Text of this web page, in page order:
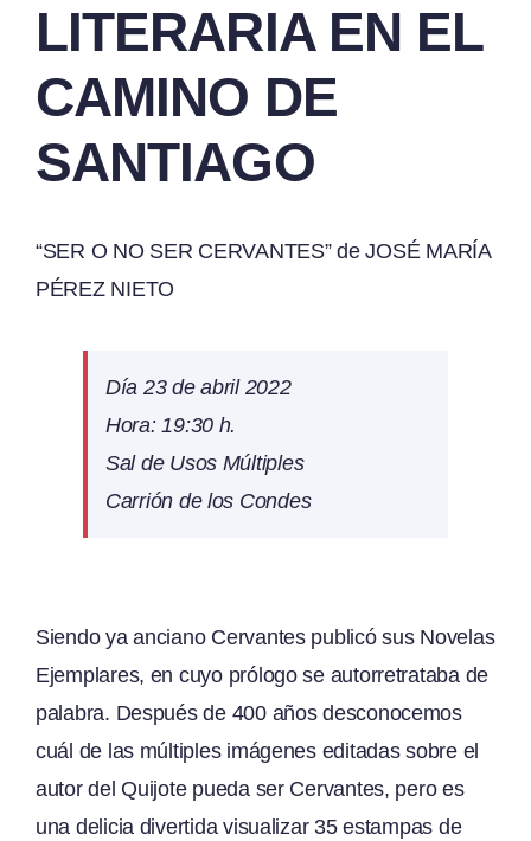
LITERARIA EN EL
CAMINO DE
SANTIAGO
“SER O NO SER CERVANTES” de JOSÉ MARÍA
PÉREZ NIETO
Día 23 de abril 2022
Hora: 19:30 h.
Sal de Usos Múltiples
Carrión de los Condes
Siendo ya anciano Cervantes publicó sus Novelas
Ejemplares, en cuyo prólogo se autorretrataba de
palabra. Después de 400 años desconocemos
cuál de las múltiples imágenes editadas sobre el
autor del Quijote pueda ser Cervantes, pero es
una delicia divertida visualizar 35 estampas de